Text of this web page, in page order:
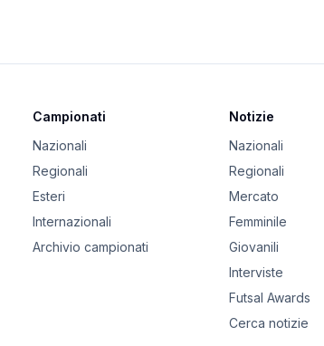
Campionati
Nazionali
Regionali
Esteri
Internazionali
Archivio campionati
Notizie
Nazionali
Regionali
Mercato
Femminile
Giovanili
Interviste
Futsal Awards
Cerca notizie